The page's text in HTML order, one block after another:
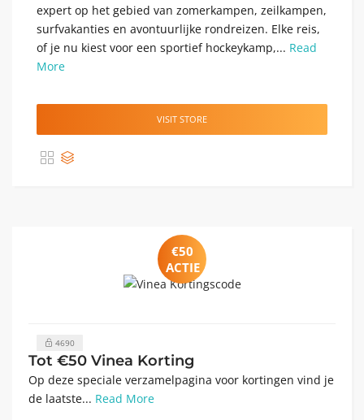
expert op het gebied van zomerkampen, zeilkampen,
surfvakanties en avontuurlijke rondreizen. Elke reis,
of je nu kiest voor een sportief hockeykamp,... Read
More
VISIT STORE
€50
ACTIE
4690
Tot €50 Vinea Korting
Op deze speciale verzamelpagina voor kortingen vind je
de laatste... Read More